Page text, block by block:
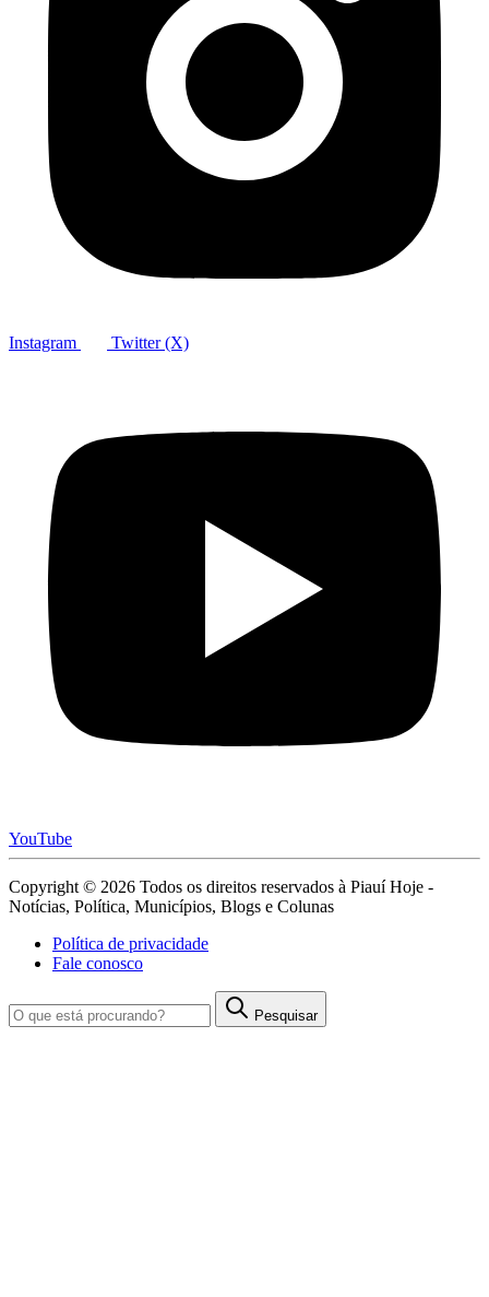
Instagram Twitter (X)
YouTube
Copyright © 2026 Todos os direitos reservados à Piauí Hoje -
Notícias, Política, Municípios, Blogs e Colunas
Política de privacidade
Fale conosco
Pesquisar